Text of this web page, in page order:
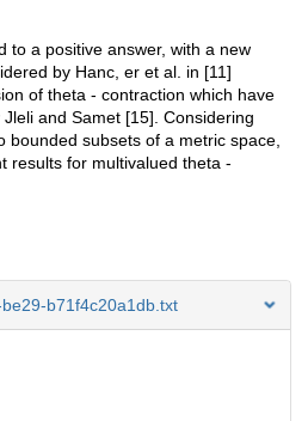
to a positive answer, with a new
by Hanc, er et al. in [11]
of theta - contraction which have
and Samet [15]. Considering
bounded subsets of a metric space,
results for multivalued theta -
b71f4c20a1db.txt